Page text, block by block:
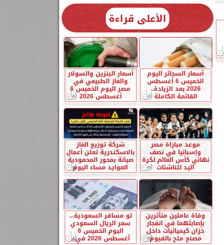
الأعلى قراءة
أسعار السجائر اليوم
الخميس 6 أغسطس
2026 بعد الزيادة..
القائمة الكاملة
أسعار البنزين والسولار
والغاز الطبيعي في
مصر اليوم الخميس 6
أغسطس 2026
موعد مباراة مصر
وإسبانيا في نصف
نهائي كأس العالم لكرة
اليد للناشئات
شركة توزيع الغاز
بالاسكندرية تعلن أعمال
صيانة بمحور المحمودية
العوايد مساء اليوم
وفاة عاملين متأثرين
بإصابتهما في انفجار
خزان كيميائيات داخل
مصنع ملح بالفيوم
لو مسافر السعودية...
سعر الريال السعودي
اليوم الخميس 6
أغسطس 2026 في...